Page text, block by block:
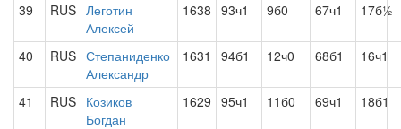
39 RUS Леготин
Алексей
1638 93ч1 9б0 67ч1 17б½
40 RUS Степаниденко
Александр
1631 94б1 12ч0 68б1 16ч1
41 RUS Козиков
Богдан
1629 95ч1 11б0 69ч1 18б1